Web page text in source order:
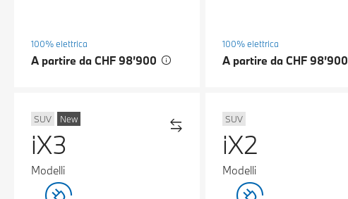
100% elettrica
A partire da CHF 98’900
100% elettrica
A partire da CHF 98’900
SUV New
iX3
Modelli
SUV
iX2
Modelli